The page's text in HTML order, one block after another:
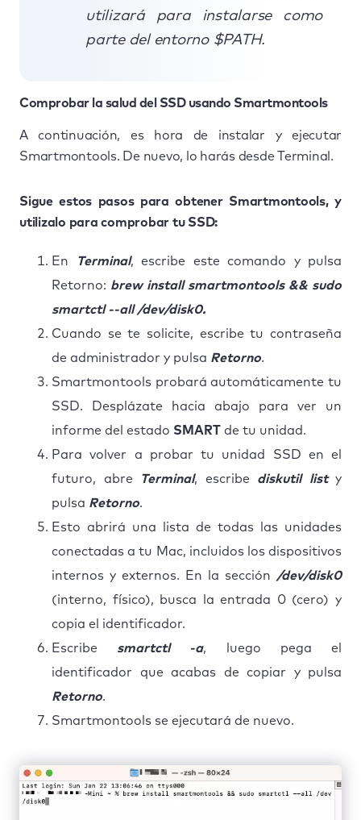
utilizará para instalarse como
parte del entorno $PATH.
Comprobar la salud del SSD usando Smartmontools
A continuación, es hora de instalar y ejecutar
Smartmontools. De nuevo, lo harás desde Terminal.
Sigue estos pasos para obtener Smartmontools, y
utilizalo para comprobar tu SSD:
En Terminal, escribe este comando y pulsa
Retorno: brew install smartmontools && sudo
smartctl --all /dev/disk0.
Cuando se te solicite, escribe tu contraseña
de administrador y pulsa Retorno.
Smartmontools probará automáticamente tu
SSD. Desplázate hacia abajo para ver un
informe del estado SMART de tu unidad.
Para volver a probar tu unidad SSD en el
futuro, abre
Terminal, escribe diskutil listy
pulsa Retorno.
Esto abrirá una lista de todas las unidades
conectadas a tu Mac, incluidos los dispositivos
internos y externos. En la sección /dev/disk0
(interno, físico), busca la entrada 0 (cero) y
copia el identificador.
Escribe smartctl -a, luego pega el
identificador que acabas de copiar y pulsa
Retorno.
Smartmontools se ejecutará de nuevo.